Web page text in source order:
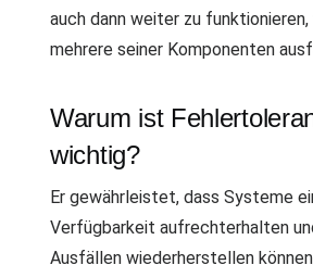
auch dann weiter zu
mehrere seiner Komponenten
Warum ist
wichtig?
Er gewährleistet, dass Systeme
Verfügbarkeit aufrechterhalten
Ausfällen wiederherstellen